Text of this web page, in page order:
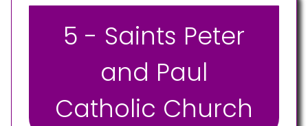
5 - Saints Peter
and Paul
Catholic Church